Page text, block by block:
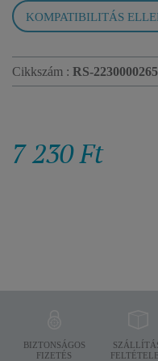
KOMPATIBILITÁS
Cikkszám : RS-2230000265
7 230 Ft
BIZTONSÁGOS
FIZETÉS